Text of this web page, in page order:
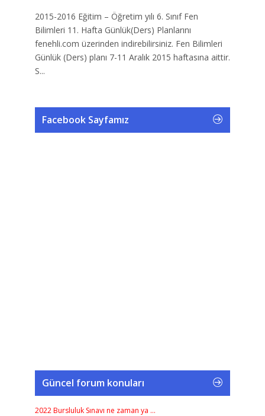
2015-2016 Eğitim – Öğretim yılı 6. Sınıf Fen
Bilimleri 11. Hafta Günlük(Ders) Planlarını
fenehli.com üzerinden indirebilirsiniz. Fen Bilimleri
Günlük (Ders) planı 7-11 Aralık 2015 haftasına aittir.
S...
Facebook Sayfamız
Güncel forum konuları
2022 Bursluluk Sınavı ne zaman ya …